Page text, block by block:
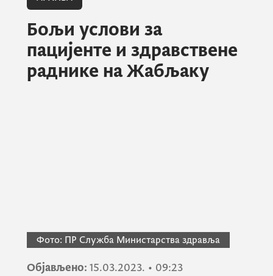
Бољи услови за
пацијенте и здравствене
раднике на Жабљаку
Фото: ПР Служба Министарства здравља
Објављено: 15.03.2023. • 09:23